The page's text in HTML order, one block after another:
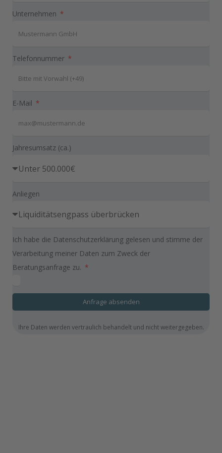
Unternehmen
Telefonnummer
E-Mail
Jahresumsatz (ca.)
Anliegen
Ich habe die Datenschutzerklärung gelesen und stimme der
Verarbeitung meiner Daten zum Zweck der
Beratungsanfrage zu.
Anfrage absenden
Ihre Daten werden vertraulich behandelt und nicht weitergegeben.